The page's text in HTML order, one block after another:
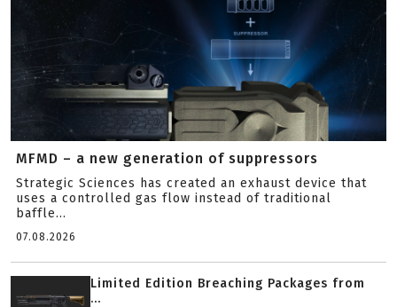
MFMD – a new generation of suppressors
Strategic Sciences has created an exhaust device that
uses a controlled gas flow instead of traditional
baffle...
07.08.2026
Limited Edition Breaching Packages from
...